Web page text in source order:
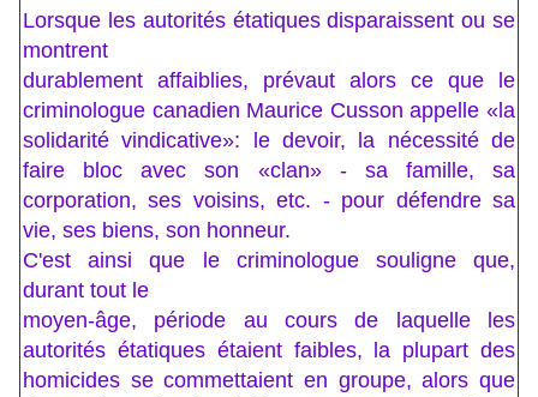
Lorsque les autorités étatiques disparaissent ou se
montrent
durablement affaiblies, prévaut alors ce que le
criminologue canadien Maurice Cusson appelle «la
solidarité vindicative»: le devoir, la nécessité de
faire bloc avec son «clan» - sa famille, sa
corporation, ses voisins, etc. - pour défendre sa
vie, ses biens, son honneur.
C'est ainsi que le criminologue souligne que,
durant tout le
moyen-âge, période au cours de laquelle les
autorités étatiques étaient faibles, la plupart des
homicides se commettaient en groupe, alors que